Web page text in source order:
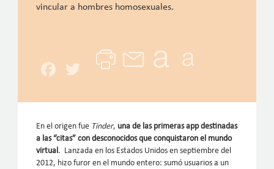
vincular a hombres homosexuales.
Facebook
Twitter
En el origen fue Tinder, una de las primeras app destinadas
a las “citas” con desconocidos que conquistaron el mundo
virtual. Lanzada en los Estados Unidos en septiembre del
2012, hizo furor en el mundo entero: sumó usuarios a un